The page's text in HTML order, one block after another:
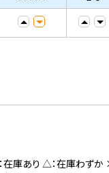
在庫あり △：在庫わずか